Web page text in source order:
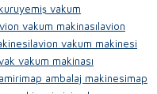
kuruyemiş vakum
vakum makinasılavion
lavion vakum makinesi
vakum makinası
map ambalaj makinesimap